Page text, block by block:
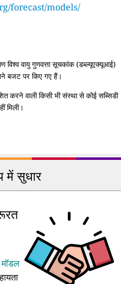
forecast/models/
विश्व वायु गुणवत्ता सूचकांक (डब्ल्यूएक्यूआई)
बजट पर किए गए हैं।
करने वाली किसी भी संस्था से कोई सब्सिडी
मिली।
में सुधार
मॉडल